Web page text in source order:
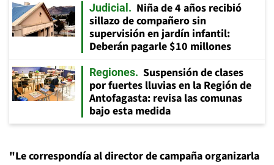
Judicial
Niña de 4 años recibió
sillazo de compañero sin
supervisión en jardín infantil:
Deberán pagarle $10 millones
Regiones
Suspensión de clases
por fuertes lluvias en la Región de
Antofagasta: revisa las comunas
bajo esta medida
"Le correspondía al director de campaña organizarla